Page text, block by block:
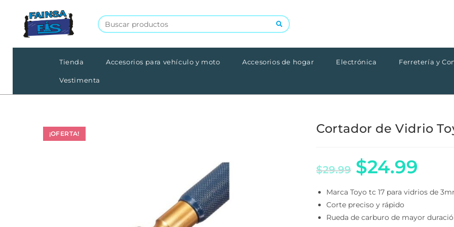
Tienda Accesorios para vehículo y moto Accesorios de hogar Electrónica Ferretería y
Vestimenta
¡OFERTA! Cortador de Vidrio
$29.99 $24.99
Marca Toyo tc 17 para vidrios de
Corte preciso y rápido
Rueda de carburo de mayor duración